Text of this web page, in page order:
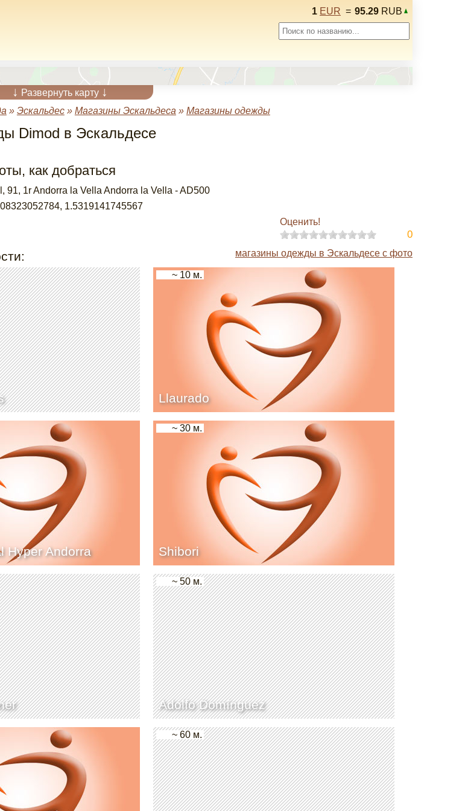
1 EUR = 95.29 RUB
↓ Развернуть карту ↓
» Эскальдес» Магазины Эскальдеса » Магазины одежды
Dimod в Эскальдесе
как добраться
91, 1r Andorra la Vella Andorra la Vella - AD500
, 1.5319141745567
Оценить!
0
магазины одежды в Эскальдесе с фото
Llaurado
~ 10 м.
Hyper Andorra Shibori
~ 30 м.
Adolfo Domínguez
~ 50 м.
~ 60 м.